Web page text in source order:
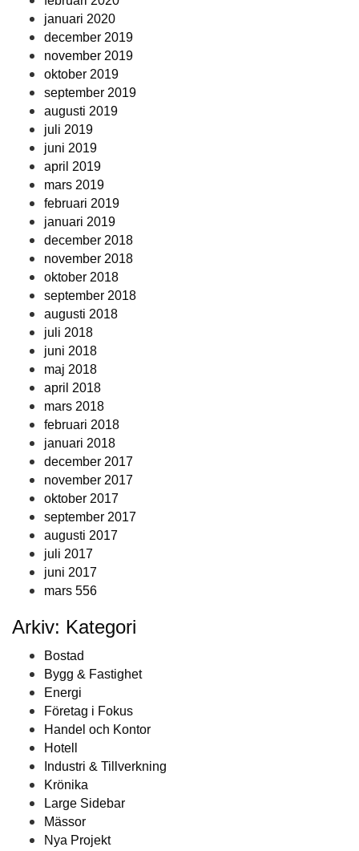
januari 2020
december 2019
november 2019
oktober 2019
september 2019
augusti 2019
juli 2019
juni 2019
april 2019
mars 2019
februari 2019
januari 2019
december 2018
november 2018
oktober 2018
september 2018
augusti 2018
juli 2018
juni 2018
maj 2018
april 2018
mars 2018
februari 2018
januari 2018
december 2017
november 2017
oktober 2017
september 2017
augusti 2017
juli 2017
juni 2017
mars 556
Arkiv: Kategori
Bostad
Bygg & Fastighet
Energi
Företag i Fokus
Handel och Kontor
Hotell
Industri & Tillverkning
Krönika
Large Sidebar
Mässor
Nya Projekt